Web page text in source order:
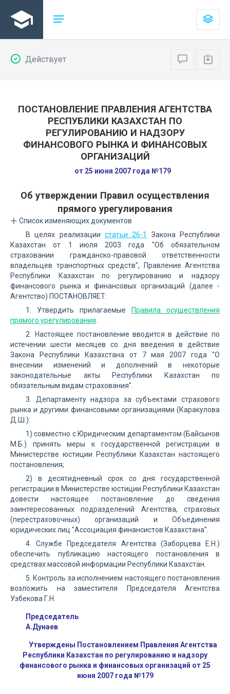
Действует
ПОСТАНОВЛЕНИЕ ПРАВЛЕНИЯ АГЕНТСТВА
РЕСПУБЛИКИ КАЗАХСТАН ПО
РЕГУЛИРОВАНИЮ И НАДЗОРУ
ФИНАНСОВОГО РЫНКА И ФИНАНСОВЫХ
ОРГАНИЗАЦИЙ
от 25 июня 2007 года №179
Об утверждении Правил осуществления
прямого урегулирования
Список изменяющих документов
В целях реализации статьи 26-1
Закона Республики
Казахстан от 1 июля 2003 года "Об обязательном
страховании гражданско-правовой ответственности
владельцев транспортных средств", Правление Агентства
Республики Казахстан по регулированию и надзору
финансового рынка и финансовых организаций (далее -
Агентство) ПОСТАНОВЛЯЕТ:
1. Утвердить прилагаемые
Правила осуществления
прямого урегулирования
2. Настоящее постановление вводится в действие по
истечении шести месяцев со дня введения в действие
Закона Республики Казахстана от 7 мая 2007 года "О
внесении изменений и дополнений в некоторые
законодательные акты Республики Казахстан по
обязательным видам страхования".
3. Департаменту надзора за субъектами страхового
рынка и другими финансовыми организациями (Каракулова
Д.Ш.):
1) совместно с Юридическим департаментом (Байсынов
М.Б.) принять меры к государственной регистрации в
Министерстве юстиции Республики Казахстан настоящего
постановления;
2) в десятидневный срок со дня государственной
регистрации в Министерстве юстиции Республики Казахстан
довести настоящее постановление до сведения
заинтересованных подразделений Агентства, страховых
(перестраховочных) организаций и Объединения
юридических лиц "Ассоциация финансистов Казахстана".
4. Службе Председателя Агентства (Заборцева Е.Н.)
обеспечить публикацию настоящего постановления в
средствах массовой информации Республики Казахстан.
5. Контроль за исполнением настоящего постановления
возложить на заместителя Председателя Агентства
Узбекова Г.Н.
Председатель
А.Дунаев
Утверждены Постановлением Правления Агентства
Республики Казахстан по регулированию и надзору
финансового рынка и финансовых организаций от 25
июня 2007 года №179